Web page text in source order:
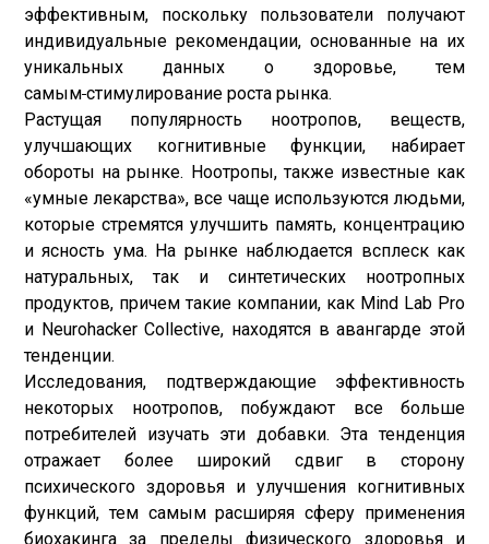
эффективным, поскольку пользователи получают
индивидуальные рекомендации, основанные на их
уникальных данных о здоровье, тем
самым стимулирование роста рынка.
Растущая популярность ноотропов, веществ,
улучшающих когнитивные функции, набирает
обороты на рынке. Ноотропы, также известные как
«умные лекарства», все чаще используются людьми,
которые стремятся улучшить память, концентрацию
и ясность ума. На рынке наблюдается всплеск как
натуральных, так и синтетических ноотропных
продуктов, причем такие компании, как Mind Lab Pro
и Neurohacker Collective, находятся в авангарде этой
тенденции.
Исследования, подтверждающие эффективность
некоторых ноотропов, побуждают все больше
потребителей изучать эти добавки. Эта тенденция
отражает более широкий сдвиг в сторону
психического здоровья и улучшения когнитивных
функций, тем самым расширяя сферу применения
биохакинга за пределы физического здоровья и